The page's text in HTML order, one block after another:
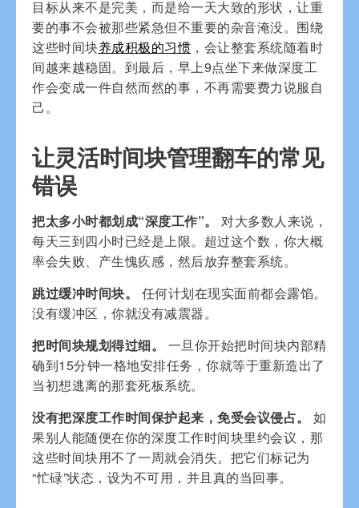
目标从来不是完美，而是给一天大致的形状，让重
要的事不会被那些紧急但不重要的杂音淹没。围绕
这些时间块养成积极的习惯 ，会让整套系统随着时
间越来越稳固。到最后，早上9点坐下来做深度工
作会变成一件自然而然的事，不再需要费力说服自
己。
让灵活时间块管理翻车的常见
错误
把太多小时都划成“深度工作”。
对大多数人来说，
每天三到四小时已经是上限。超过这个数，你大概
率会失败、产生愧疚感，然后放弃整套系统。
跳过缓冲时间块。
任何计划在现实面前都会露馅。
没有缓冲区，你就没有减震器。
把时间块规划得过细。
一旦你开始把时间块内部精
确到15分钟一格地安排任务，你就等于重新造出了
当初想逃离的那套死板系统。
没有把深度工作时间保护起来，免受会议侵占。
如
果别人能随便在你的深度工作时间块里约会议，那
这些时间块用不了一周就会消失。把它们标记为
“忙碌”状态，设为不可用，并且真的当回事。